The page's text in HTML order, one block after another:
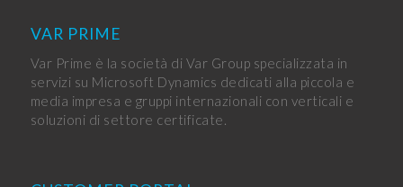
VAR PRIME
Var Prime è la società di Var Group specializzata in
servizi su Microsoft Dynamics dedicati alla piccola e
media impresa e gruppi internazionali con verticali e
soluzioni di settore certificate.